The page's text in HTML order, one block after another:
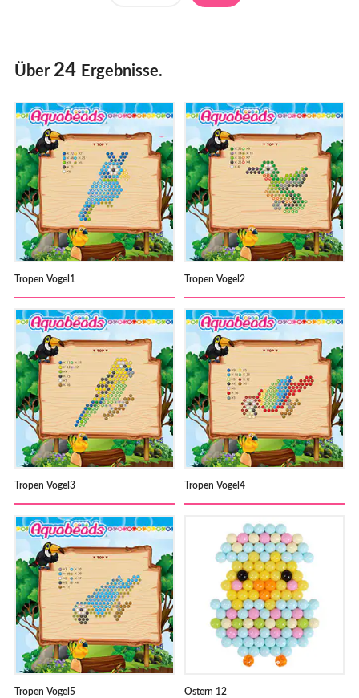
Über 24 Ergebnisse.
Tropen Vogel1 Tropen Vogel2
Tropen Vogel3 Tropen Vogel4
Tropen Vogel5 Ostern 12